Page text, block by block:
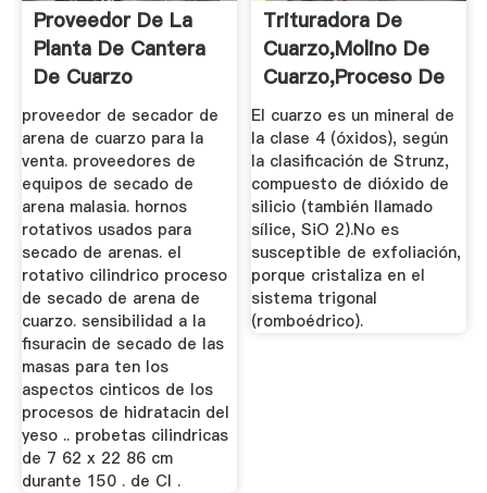
Proveedor De La
Planta De Cantera
De Cuarzo
proveedor de secador de
arena de cuarzo para la
venta. proveedores de
equipos de secado de
arena malasia. hornos
rotativos usados para
secado de arenas. el
rotativo cilindrico proceso
de secado de arena de
cuarzo. sensibilidad a la
fisuracin de secado de las
masas para ten los
aspectos cinticos de los
procesos de hidratacin del
yeso .. probetas cilindricas
de 7 62 x 22 86 cm
durante 150 . de Cl .
Trituradora De
Cuarzo,Molino De
Cuarzo,Proceso De
...
El cuarzo es un mineral de
la clase 4 (óxidos), según
la clasificación de Strunz,
compuesto de dióxido de
silicio (también llamado
sílice, SiO 2).No es
susceptible de exfoliación,
porque cristaliza en el
sistema trigonal
(romboédrico).